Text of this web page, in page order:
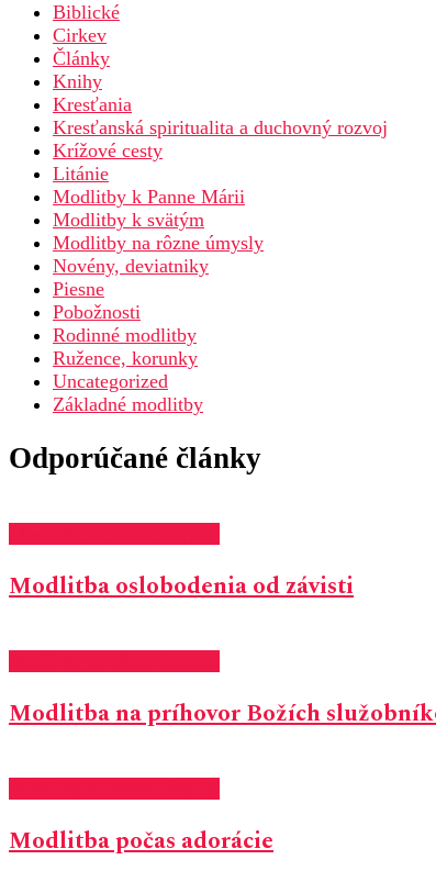
Biblické
Cirkev
Články
Knihy
Kresťania
Kresťanská spiritualita a duchovný rozvoj
Krížové cesty
Litánie
Modlitby k Panne Márii
Modlitby k svätým
Modlitby na rôzne úmysly
Novény, deviatniky
Piesne
Pobožnosti
Rodinné modlitby
Ružence, korunky
Uncategorized
Základné modlitby
Odporúčané články
Modlitba oslobodenia od závisti
Modlitba na príhovor Božích
Modlitba počas adorácie